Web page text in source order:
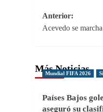
de
Anterior:
Acevedo se
Más Noticias
Mundial FIFA 2026
Países Bajos
aseguró su